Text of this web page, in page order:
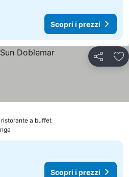
Scopri i prezzi
Condividi
a buffet
Scopri i prezzi